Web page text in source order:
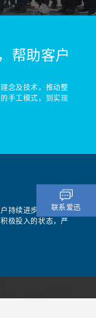
联系爱迅
帮助客户
念及技术，推动整
手工模式，到实现
持续进步，是爱迅
极投入的状态，严